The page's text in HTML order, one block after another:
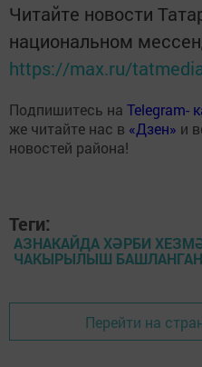
Читайте новости
национальном
https://max.ru/
Подпишитесь на Telegram-
же читайте нас в «Дзен» и
новостей района!
Теги:
АЗНАКАЙДА ХӘРБИ
ЧАКЫРЫЛЫШ
Перейти на